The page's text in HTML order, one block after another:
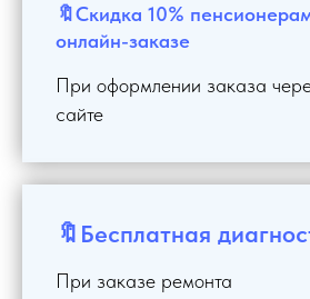
🔖Скидка 10%
онлайн-заказе
При оформлении заказа
сайте
🔖Бесплатная
При заказе ремонта